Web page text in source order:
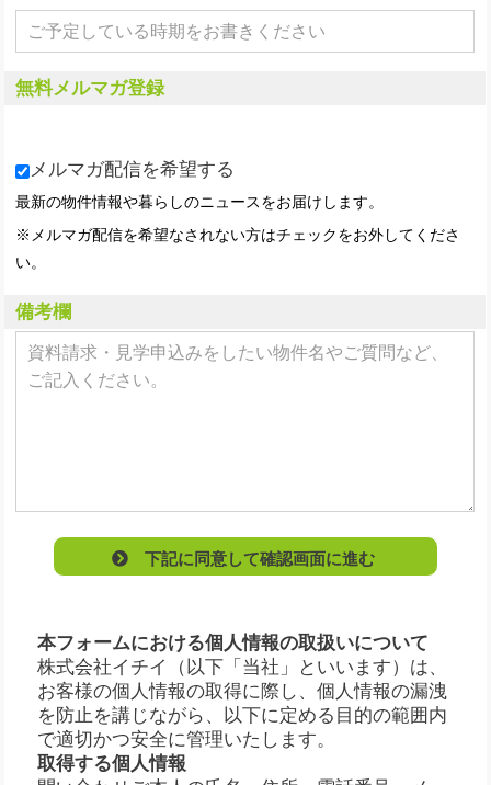
無料メルマガ登録
メルマガ配信を希望する
最新の物件情報や暮らしのニュースをお届けします。
※メルマガ配信を希望なされない方はチェックをお外してくださ
い。
備考欄
下記に同意して確認画面に進む
本フォームにおける個人情報の取扱いについて
株式会社イチイ（以下「当社」といいます）は、
お客様の個人情報の取得に際し、個人情報の漏洩
を防止を講じながら、以下に定める目的の範囲内
で適切かつ安全に管理いたします。
取得する個人情報